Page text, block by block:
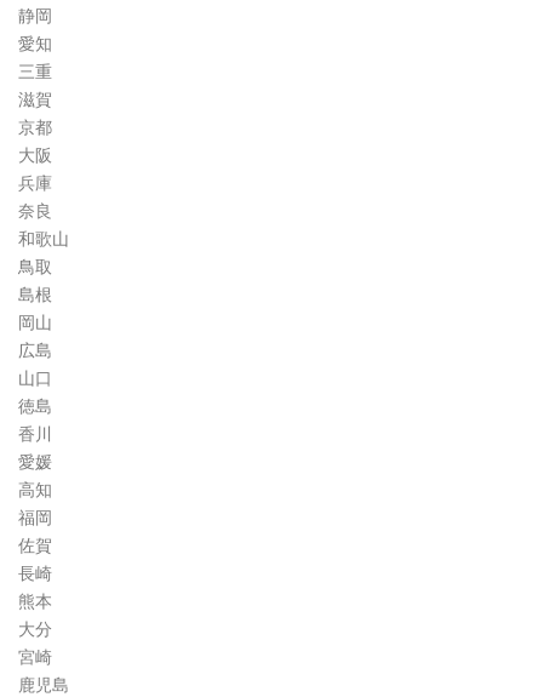
静岡
愛知
三重
滋賀
京都
大阪
兵庫
奈良
和歌山
鳥取
島根
岡山
広島
山口
徳島
香川
愛媛
高知
福岡
佐賀
長崎
熊本
大分
宮崎
鹿児島